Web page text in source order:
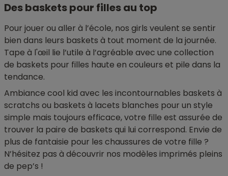
Des baskets pour filles au top
Pour jouer ou aller à l’école, nos girls veulent se sentir
bien dans leurs baskets à tout moment de la journée.
Tape à l'œil lie l’utile à l’agréable avec une collection
de baskets pour filles haute en couleurs et pile dans la
tendance.
Ambiance cool kid avec les incontournables baskets à
scratchs ou baskets à lacets blanches pour un style
simple mais toujours efficace, votre fille est assurée de
trouver la paire de baskets qui lui correspond. Envie de
plus de fantaisie pour les chaussures de votre fille ?
N’hésitez pas à découvrir nos modèles imprimés pleins
de pep’s !